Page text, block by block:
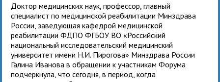
Доктор медицинских наук, профессор, главный
специалист по медицинской реабилитации Минздрава
России, заведующая кафедрой медицинской
реабилитации ФДПО ФГБОУ ВО «Российский
национальный исследовательский медицинский
университет имени Н.И. Пирогова» Минздрава России
Галина Иванова в обращении к участникам Форума
подчеркнула, что сегодня, в период, когда